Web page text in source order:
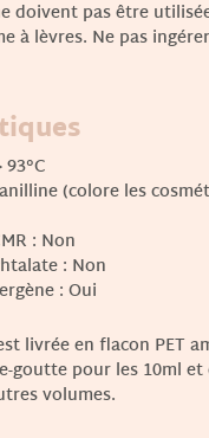
doivent pas être
à lèvres. Ne pas
(colore les
: Non
: Non
: Oui
livrée en flacon PET
goutte pour les 10ml et
volumes.